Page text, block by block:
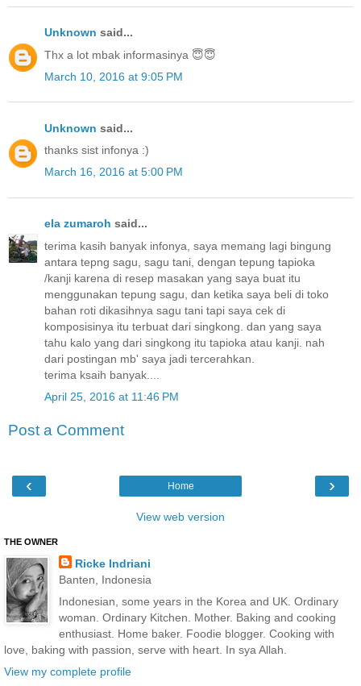
Unknown said...
Thx a lot mbak informasinya 😇😇
March 10, 2016 at 9:05 PM
Unknown said...
thanks sist infonya :)
March 16, 2016 at 5:00 PM
ela zumaroh said...
terima kasih banyak infonya, saya memang lagi bingung
antara tepng sagu, sagu tani, dengan tepung tapioka
/kanji karena di resep masakan yang saya buat itu
menggunakan tepung sagu, dan ketika saya beli di toko
bahan roti dikasihnya sagu tani tapi saya cek di
komposisinya itu terbuat dari singkong. dan yang saya
tahu kalo yang dari singkong itu tapioka atau kanji. nah
dari postingan mb' saya jadi tercerahkan.
terima ksaih banyak....
April 25, 2016 at 11:46 PM
Post a Comment
‹ ›
Home
View web version
THE OWNER
Ricke Indriani
Banten, Indonesia
Indonesian, some years in the Korea and UK. Ordinary
woman. Ordinary Kitchen. Mother. Baking and cooking
enthusiast. Home baker. Foodie blogger. Cooking with
love, baking with passion, serve with heart. In sya Allah.
View my complete profile